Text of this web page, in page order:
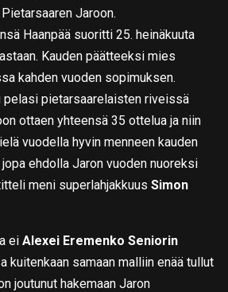
Jaroon.
Haanpää suoritti 25. heinäkuuta
Kauden päätteeksi mies
kahden vuoden sopimuksen.
pelasi pietarsaarelaisten riveissä
ottaen yhteensä 35 ottelua ja niin
vuodella hyvin menneen kauden
ehdolla Jaron vuoden nuoreksi
meni superlahjakkuusSimon
eiAlexei Eremenko Seniorin
kuitenkaan samaan malliin enää tullut
joutunut hakemaan Jaron